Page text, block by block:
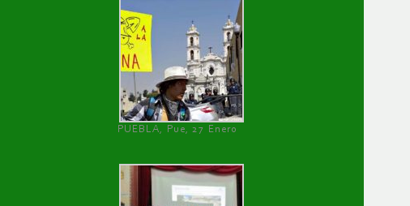
PUEBLA, Pue, 27 Enero